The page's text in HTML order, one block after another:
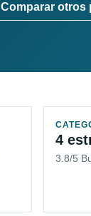
Comparar otros
4
3.8/5